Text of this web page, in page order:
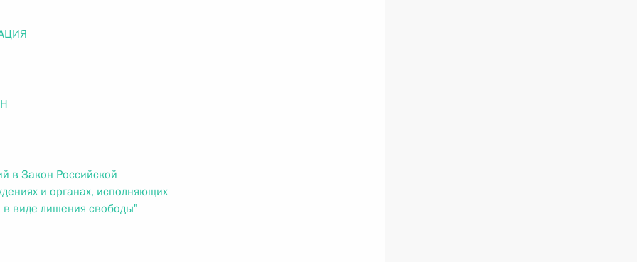
Федерации»
г. № 265-ФЗ
в Закон Российской
и органах, исполняющих
в виде лишения свободы"